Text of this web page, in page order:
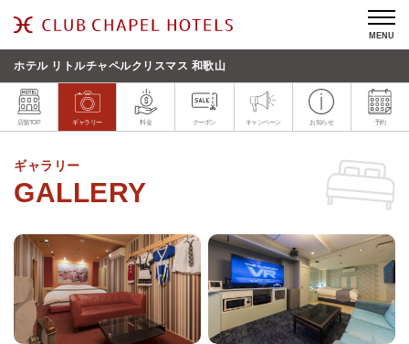
MENU
ホテル リトルチャペルクリスマス 和歌山
店舗TOP ギャラリー 料金 クーポン キャンペーン お知らせ 予約
ギャラリー